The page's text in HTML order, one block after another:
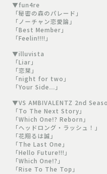
▼fun4re
「秘密の森のパレード」
「ノーチャン恋愛論」
「Best Member」
「Feelin!!!!」
▼illuvista
「Liar」
「恋栞」
「night for two」
「Your Side...」
▼VS AMBIVALENTZ 2nd
「To The Next Story」
「Which One!? Reborn」
「ヘッドロング・ラッシュ！」
「花翔るは誠」
「The Last One」
「Hello Future!!!」
「Which One!?」
「Rise To The Top」